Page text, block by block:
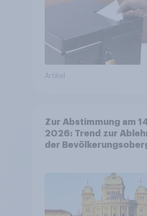
Artikel
Zur Abstimmung am
2026: Trend zur
der
Zivildienstgesetz